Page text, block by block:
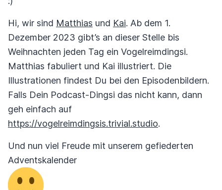
Hi, wir sind Matthias und Kai. Ab dem 1.
Dezember 2023 gibt’s an dieser Stelle bis
Weihnachten jeden Tag ein Vogelreimdingsi.
Matthias fabuliert und Kai illustriert. Die
Illustrationen findest Du bei den Episodenbildern.
Falls Dein Podcast-Dingsi das nicht kann, dann
geh einfach auf
https://vogelreimdingsis.trivial.studio.
Und nun viel Freude mit unserem gefiederten
Adventskalender